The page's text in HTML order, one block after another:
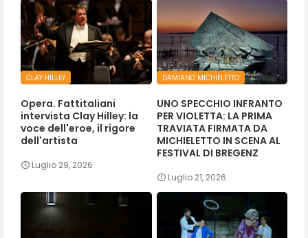
CLAY HILLEY
Opera. Fattitaliani
intervista Clay Hilley: la
voce dell'eroe, il rigore
dell'artista
Luglio 29, 2026
DAMIANO MICHIELETTO
UNO SPECCHIO INFRANTO
PER VIOLETTA: LA PRIMA
TRAVIATA FIRMATA DA
MICHIELETTO IN SCENA AL
FESTIVAL DI BREGENZ
Luglio 21, 2026